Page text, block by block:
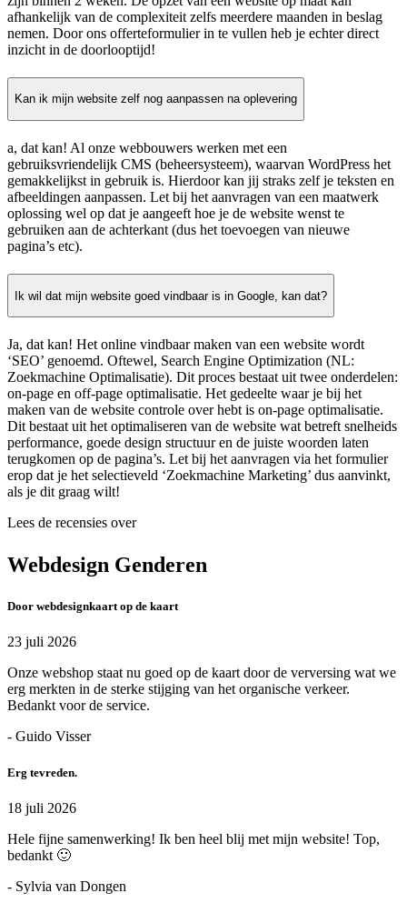
afhankelijk van de complexiteit zelfs meerdere maanden in beslag
nemen. Door ons offerteformulier in te vullen heb je echter direct
inzicht in de doorlooptijd!
Kan ik mijn website zelf nog aanpassen na oplevering
a, dat kan! Al onze webbouwers werken met een
gebruiksvriendelijk CMS (beheersysteem), waarvan WordPress het
gemakkelijkst in gebruik is. Hierdoor kan jij straks zelf je teksten en
afbeeldingen aanpassen. Let bij het aanvragen van een maatwerk
oplossing wel op dat je aangeeft hoe je de website wenst te
gebruiken aan de achterkant (dus het toevoegen van nieuwe
pagina’s etc).
Ik wil dat mijn website goed vindbaar is in Google, kan dat?
Ja, dat kan! Het online vindbaar maken van een website wordt
‘SEO’ genoemd. Oftewel, Search Engine Optimization (NL:
Zoekmachine Optimalisatie). Dit proces bestaat uit twee onderdelen:
on-page en off-page optimalisatie. Het gedeelte waar je bij het
maken van de website controle over hebt is on-page optimalisatie.
Dit bestaat uit het optimaliseren van de website wat betreft snelheids
performance, goede design structuur en de juiste woorden laten
terugkomen op de pagina’s. Let bij het aanvragen via het formulier
erop dat je het selectieveld ‘Zoekmachine Marketing’ dus aanvinkt,
als je dit graag wilt!
Lees de recensies over
Webdesign Genderen
Door webdesignkaart op de kaart
23 juli 2026
Onze webshop staat nu goed op de kaart door de verversing wat we
erg merkten in de sterke stijging van het organische verkeer.
Bedankt voor de service.
- Guido Visser
Erg tevreden.
18 juli 2026
Hele fijne samenwerking! Ik ben heel blij met mijn website! Top,
bedankt 🙂
- Sylvia van Dongen